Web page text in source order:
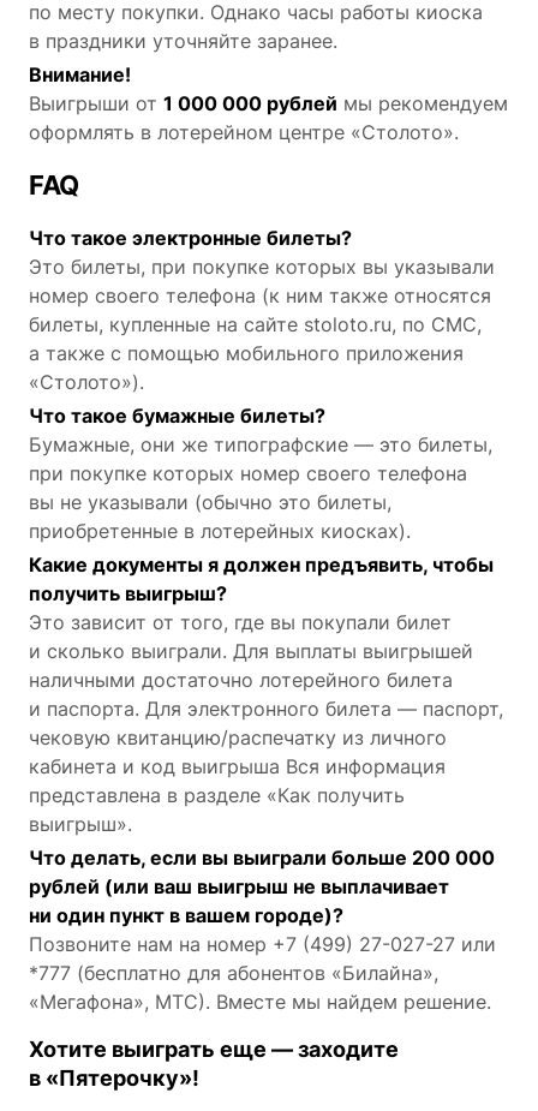
по месту покупки. Однако часы работы киоска
в праздники уточняйте заранее.
Внимание!
Выигрыши от 1 000 000 рублей мы рекомендуем
оформлять в лотерейном центре «Столото».
FAQ
Что такое электронные билеты?
Это билеты, при покупке которых вы указывали
номер своего телефона (к ним также относятся
билеты, купленные на сайте stoloto.ru, по СМС,
а также с помощью мобильного приложения
«Столото»).
Что такое бумажные билеты?
Бумажные, они же типографские — это билеты,
при покупке которых номер своего телефона
вы не указывали (обычно это билеты,
приобретенные в лотерейных киосках).
Какие документы я должен предъявить, чтобы
получить выигрыш?
Это зависит от того, где вы покупали билет
и сколько выиграли. Для выплаты выигрышей
наличными достаточно лотерейного билета
и паспорта. Для электронного билета — паспорт,
чековую квитанцию/распечатку из личного
кабинета и код выигрыша Вся информация
представлена в разделе «Как получить
выигрыш».
Что делать, если вы выиграли больше 200 000
рублей (или ваш выигрыш не выплачивает
ни один пункт в вашем городе)?
Позвоните нам на номер +7 (499) 27-027-27 или
*777 (бесплатно для абонентов «Билайна»,
«Мегафона», МТС). Вместе мы найдем решение.
Хотите выиграть еще — заходите
в «Пятерочку»!